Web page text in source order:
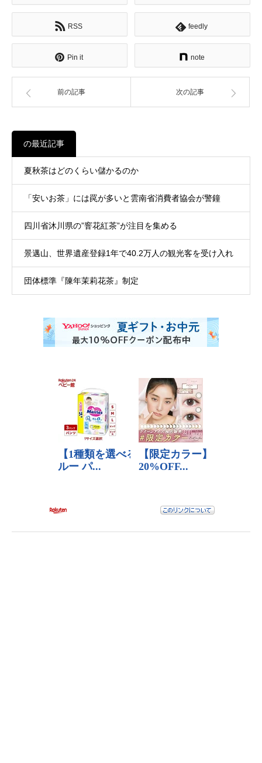
RSS feedly
Pin it note
前の記事 次の記事
の最近記事
夏秋茶はどのくらい儲かるのか
「安いお茶」には罠が多いと雲南省消費者協会が警鐘
四川省沐川県の”窨花紅茶”が注目を集める
景邁山、世界遺産登録1年で40.2万人の観光客を受け入れ
団体標準『陳年茉莉花茶』制定